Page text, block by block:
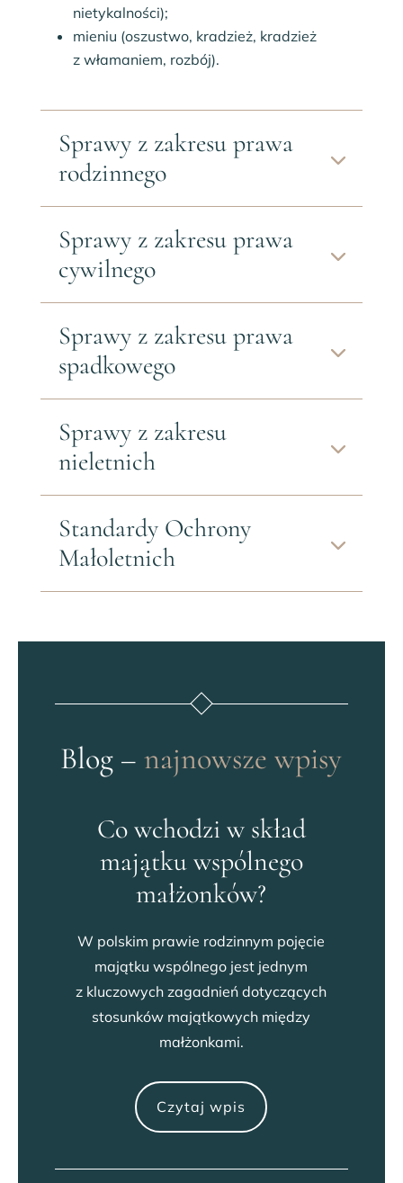
nietykalności);
mieniu (oszustwo, kradzież, kradzież
z włamaniem, rozbój).
Sprawy z zakresu prawa
rodzinnego
Sprawy z zakresu prawa
cywilnego
Sprawy z zakresu prawa
spadkowego
Sprawy z zakresu
nieletnich
Standardy Ochrony
Małoletnich
Blog –najnowsze wpisy
Co wchodzi w skład
majątku wspólnego
małżonków?
W polskim prawie rodzinnym pojęcie
majątku wspólnego jest jednym
z kluczowych zagadnień dotyczących
stosunków majątkowych między
małżonkami.
Czytaj wpis